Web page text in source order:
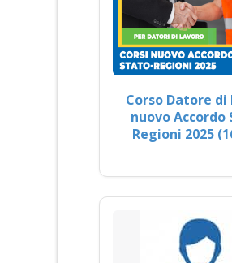
Corso Datore di
nuovo Accordo
Regioni 2025